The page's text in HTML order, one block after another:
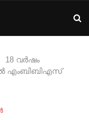
18 വര്‍ഷം
എംബിബിഎസ്